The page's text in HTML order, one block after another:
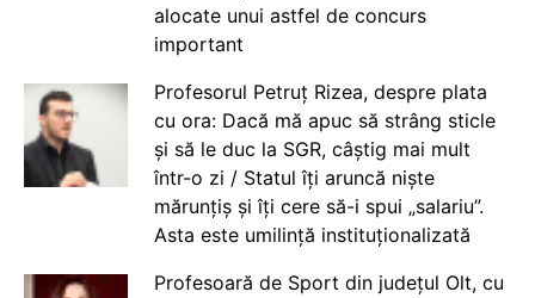
alocate unui astfel de concurs
important
Profesorul Petruț Rizea, despre plata
cu ora: Dacă mă apuc să strâng sticle
și să le duc la SGR, câștig mai mult
într-o zi / Statul îți aruncă niște
mărunțiș și îți cere să-i spui „salariu”.
Asta este umilință instituționalizată
Profesoară de Sport din județul Olt, cu